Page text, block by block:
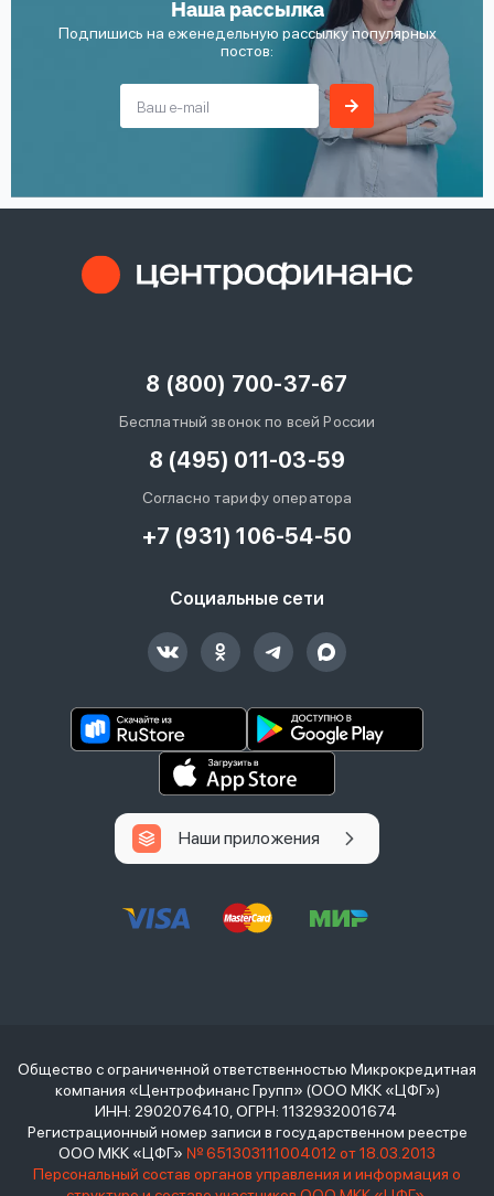
Наша рассылка
Подпишись на еженедельную рассылку популярных
постов:
8 (800) 700-37-67
Бесплатный звонок по всей России
8 (495) 011-03-59
Согласно тарифу оператора
+7 (931) 106-54-50
Социальные сети
Наши приложения
Общество с ограниченной ответственностью Микрокредитная
компания «Центрофинанс Групп» (ООО МКК «ЦФГ»)
ИНН: 2902076410, ОГРН: 1132932001674
Регистрационный номер записи в государственном реестре
ООО МКК «ЦФГ» № 651303111004012 от 18.03.2013
Персональный состав органов управления и информация о